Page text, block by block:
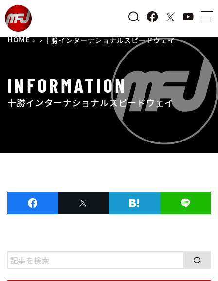
HOME 十勝インターナショナルスピードウェイ
INFORMATION
十勝インターナショナルスピードウェイ